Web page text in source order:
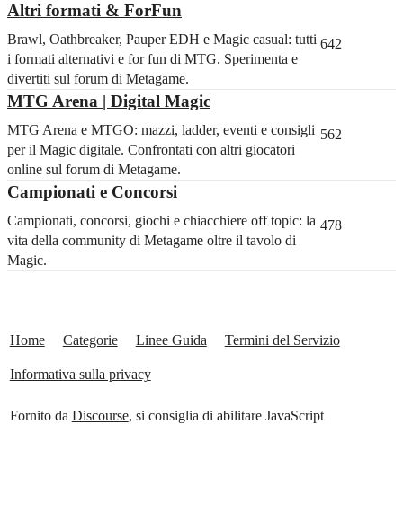
Altri formati & ForFun
Brawl, Oathbreaker, Pauper EDH e Magic casual: tutti
i formati alternativi e for fun di MTG. Sperimenta e
divertiti sul forum di Metagame.
642
MTG Arena | Digital Magic
MTG Arena e MTGO: mazzi, ladder, eventi e consigli
per il Magic digitale. Confrontati con altri giocatori
online sul forum di Metagame.
562
Campionati e Concorsi
Campionati, concorsi, giochi e chiacchiere off topic: la
vita della community di Metagame oltre il tavolo di
Magic.
478
Home Categorie Linee Guida Termini del Servizio
Informativa sulla privacy
Fornito da Discourse, si consiglia di abilitare JavaScript